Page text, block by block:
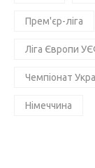
Прем'єр-ліга
Ліга Європи
Чемпіонат
Німеччина